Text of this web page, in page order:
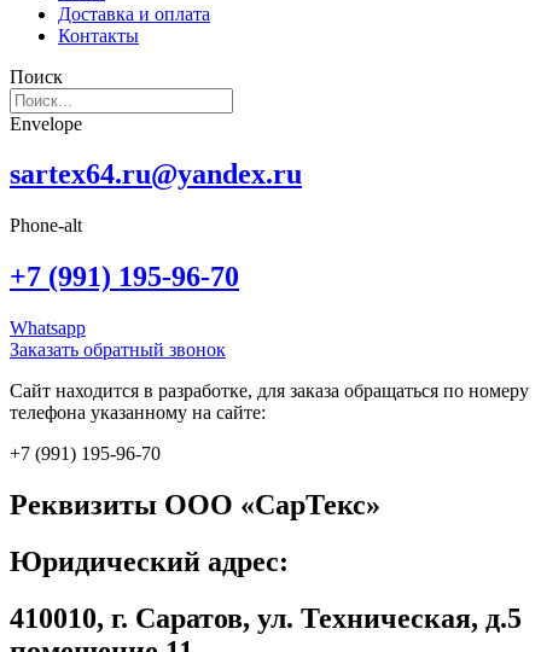
Доставка и оплата
Контакты
Поиск
Envelope
sartex64.ru@yandex.ru
Phone-alt
+7 (991) 195-96-70
Whatsapp
Заказать обратный звонок
Сайт находится в разработке, для заказа обращаться по номеру
телефона указанному на сайте:
+7 (991) 195-96-70
Реквизиты ООО «СарТекс»
Юридический адрес:
410010, г. Саратов, ул. Техническая, д.5